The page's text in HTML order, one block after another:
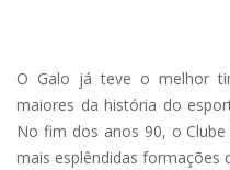
O Galo já teve o melhor
maiores da história do
No fim dos anos 90, o
mais esplêndidas formações